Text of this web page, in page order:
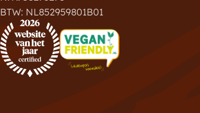
BTW: NL852959801B01